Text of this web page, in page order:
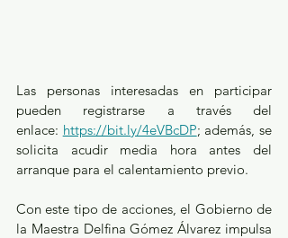
Las personas interesadas en participar
pueden registrarse a través del
enlace: https://bit.ly/4eVBcDP; además, se
solicita acudir media hora antes del
arranque para el calentamiento previo.
Con este tipo de acciones, el Gobierno de
la Maestra Delfina Gómez Álvarez impulsa